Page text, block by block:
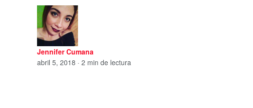
Jennifer Cumana
abril 5, 2018 · 2 min de lectura